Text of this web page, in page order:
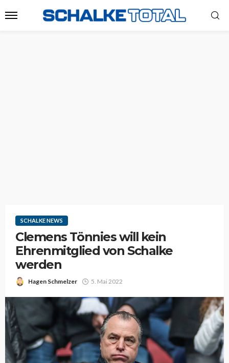
SCHALKE NEWS
Clemens Tönnies will kein
Ehrenmitglied von Schalke
werden
Hagen Schmelzer 5. Mai 2022